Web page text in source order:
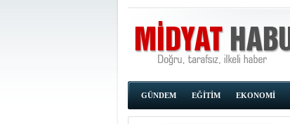
GÜNDEM
EĞİTİM EKONOMİ